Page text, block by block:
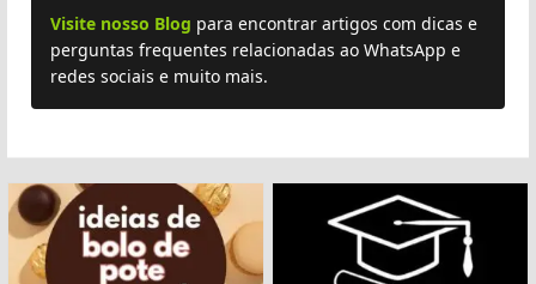
Visite nosso Blog para encontrar artigos com dicas e
perguntas frequentes relacionadas ao WhatsApp e
redes sociais e muito mais.